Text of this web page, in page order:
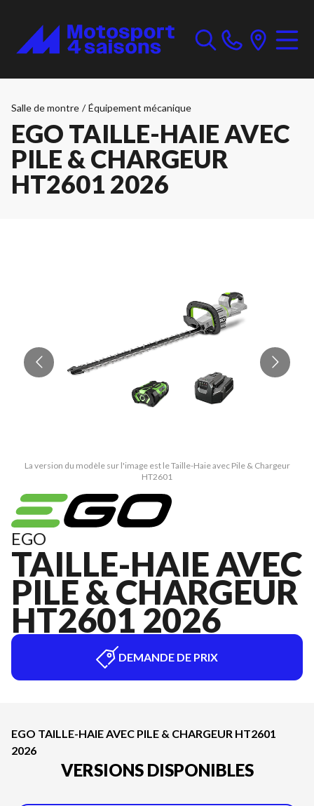
Salle de montre / Équipement mécanique
EGO TAILLE-HAIE AVEC
PILE & CHARGEUR
HT2601 2026
La version du modèle sur l'image est le Taille-Haie avec Pile & Chargeur
HT2601
EGO
TAILLE-HAIE AVEC
PILE & CHARGEUR
HT2601 2026
DEMANDE DE PRIX
EGO TAILLE-HAIE AVEC PILE & CHARGEUR HT2601
2026
VERSIONS DISPONIBLES